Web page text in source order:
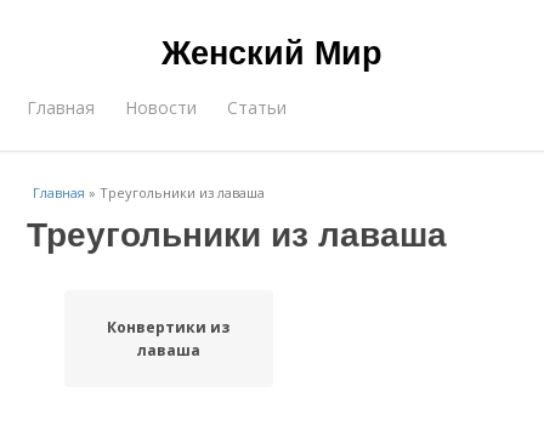
Женский Мир
Главная Новости Статьи
Главная »Треугольники из лаваша
Треугольники из лаваша
Конвертики из
лаваша